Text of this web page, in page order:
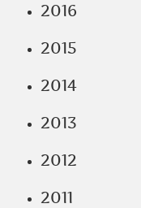
2016
2015
2014
2013
2012
2011